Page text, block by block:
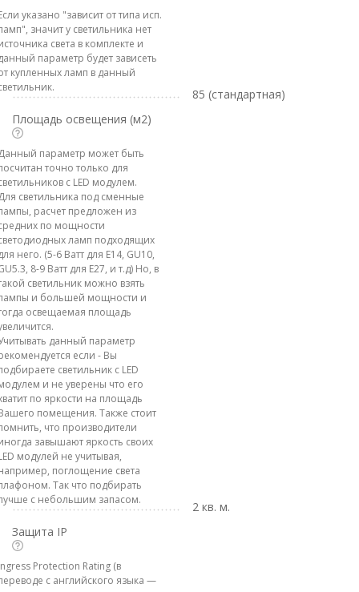
указано "зависит от типа исп.
значит у светильника нет
света в комплекте и
параметр будет зависеть
купленных ламп в данный
85 (стандартная)
Площадь освещения (м2)
параметр может быть
точно только для
с LED модулем.
светильника под сменные
расчет предложен из
по мощности
ламп подходящих
него. (5-6 Ватт для E14, GU10,
8-9 Ватт для E27, и т.д) Но, в
светильник можно взять
и большей мощности и
освещаемая площадь
данный параметр
если - Вы
светильник с LED
и не уверены что его
по яркости на площадь
помещения. Также стоит
что производители
завышают яркость своих
модулей не учитывая,
поглощение света
Так что подбирать
с небольшим запасом.
2 кв. м.
Защита IP
Protection Rating (в
с английского языка —